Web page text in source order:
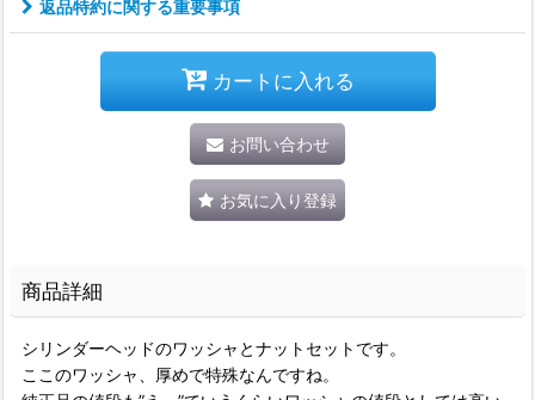
返品特約に関する重要事項
カートに入れる
お問い合わせ
お気に入り登録
商品詳細
シリンダーヘッドのワッシャとナットセットです。
ここのワッシャ、厚めで特殊なんですね。